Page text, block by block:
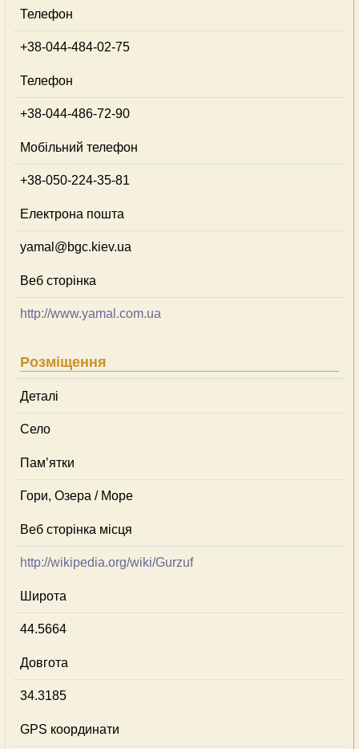
Телефон
+38-044-484-02-75
Телефон
+38-044-486-72-90
Мобільний телефон
+38-050-224-35-81
Електрона пошта
yamal@bgc.kiev.ua
Веб сторінка
http://www.yamal.com.ua
Розміщення
Деталі
Село
Пам’ятки
Гори, Озера / Море
Веб сторінка місця
http://wikipedia.org/wiki/Gurzuf
Широта
44.5664
Довгота
34.3185
GPS координати